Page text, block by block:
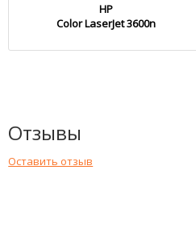
HP
Color LaserJet 3600n
Отзывы
Оставить отзыв